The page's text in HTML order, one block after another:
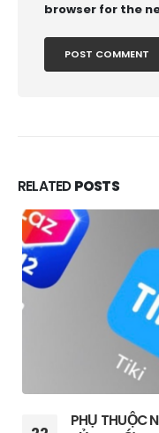
browser for the
RELATEDPOSTS
PHỤ THUỘC